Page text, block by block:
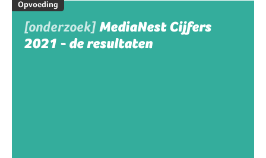
Opvoeding
[onderzoek]MediaNest Cijfers
2021 - de resultaten